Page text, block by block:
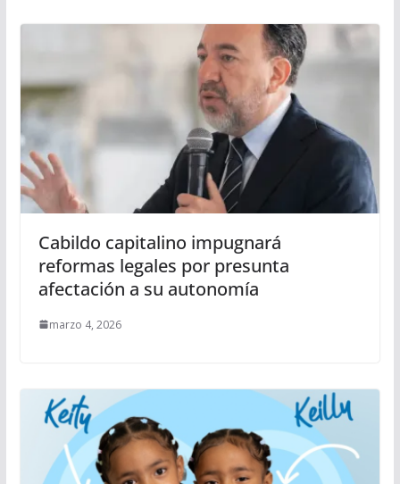
Cabildo capitalino impugnará
reformas legales por presunta
afectación a su autonomía
marzo 4, 2026